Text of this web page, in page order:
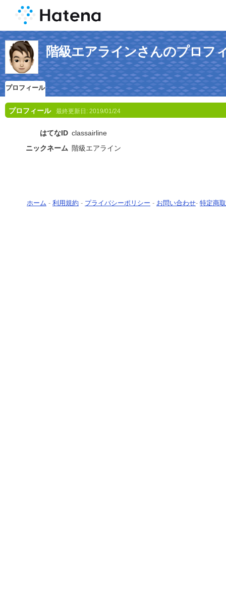
階級エアラインさんのプロフ
プロフィール
プロフィール 最終更新日: 2019/01/24
はてなID classairline
ニックネーム 階級エアライン
ホーム - 利用規約 - プライバシーポリシー - お問い合わせ- 特定商